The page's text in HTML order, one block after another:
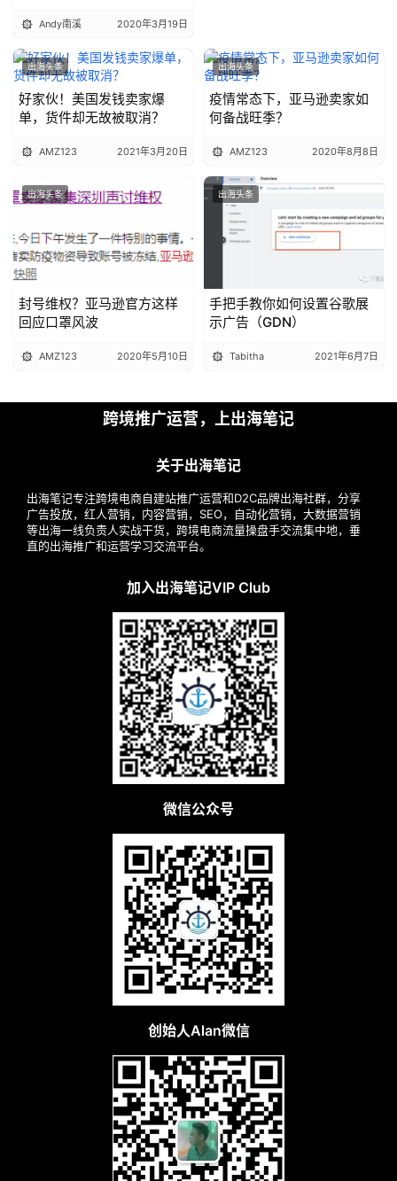
Andy南溪 2020年3月19日
出海头条
好家伙！美国发钱卖家爆
单，货件却无故被取消？
AMZ123 2021年3月20日
出海头条
疫情常态下，亚马逊卖家如
何备战旺季？
AMZ123 2020年8月8日
出海头条
封号维权？亚马逊官方这样
回应口罩风波
AMZ123 2020年5月10日
出海头条
手把手教你如何设置谷歌展
示广告（GDN）
Tabitha 2021年6月7日
跨境推广运营，上出海笔记
关于出海笔记
出海笔记专注跨境电商自建站推广运营和D2C品牌出海社群，分享
广告投放，红人营销，内容营销，SEO，自动化营销，大数据营销
等出海一线负责人实战干货，跨境电商流量操盘手交流集中地，垂
直的出海推广和运营学习交流平台。
加入出海笔记VIP Club
微信公众号
创始人Alan微信